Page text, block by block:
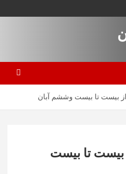
از بیست تا بیست وششم آبان
بیست تا بیست